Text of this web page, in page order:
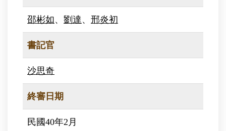
邵彬如、 劉達、 邢炎初
書記官
沙思奇
終審日期
民國40年2月